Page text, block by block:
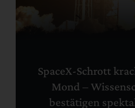
SpaceX-Schrott
Mond –
bestätigen